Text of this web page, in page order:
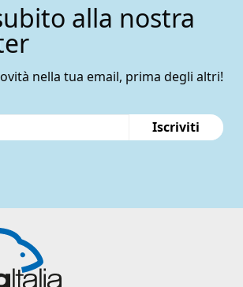
alla nostra
nella tua email, prima degli altri!